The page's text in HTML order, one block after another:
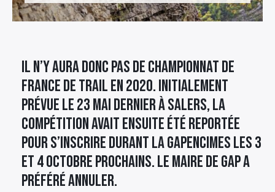
Il n’y aura donc pas de championnat de
France de trail en 2020. Initialement
prévue le 23 mai dernier à Salers, la
compétition avait ensuite été reportée
pour s’inscrire durant la Gapencimes les 3
et 4 octobre prochains. Le maire de Gap a
préféré annuler.